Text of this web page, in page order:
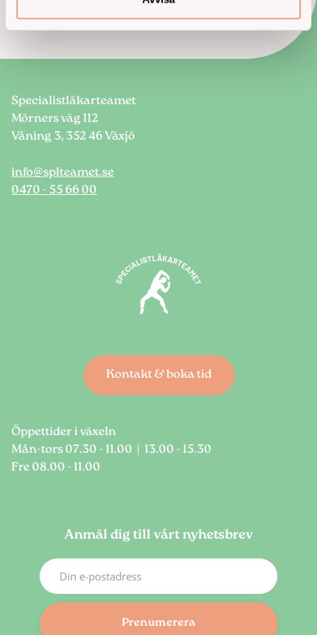
Specialistläkarteamet
Mörners väg 112
Våning 3, 352 46 Växjö
info@splteamet.se
0470 - 55 66 00
Kontakt & boka tid
Öppettider i växeln
Mån-tors 07.30 - 11.00 | 13.00 - 15.30
Fre 08.00 - 11.00
Anmäl dig till vårt nyhetsbrev